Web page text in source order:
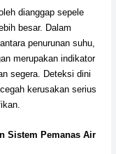
dianggap sepele
besar. Dalam
penurunan suhu,
merupakan indikator
segera. Deteksi dini
kerusakan serius
Sistem Pemanas Air